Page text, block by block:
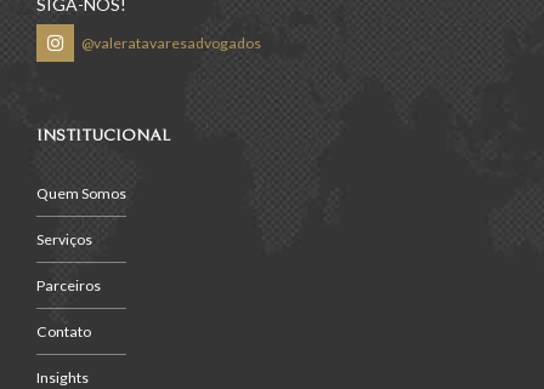
SIGA-NOS!
@valeratavaresadvogados
INSTITUCIONAL
Quem Somos
Serviços
Parceiros
Contato
Insights